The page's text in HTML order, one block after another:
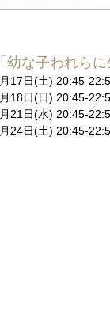
「幼な子われら
17日(土) 20:45-
18日(日) 20:45-
21日(水) 20:45-
24日(土) 20:45-